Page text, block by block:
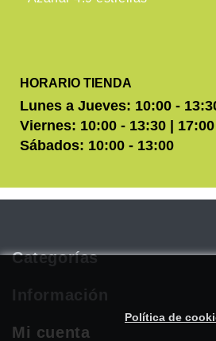
HORARIO TIENDA
Lunes a Jueves: 10:00 -
Viernes: 10:00 - 13:30 |
Sábados: 10:00 - 13:00
Categorías
Información
Mi cuenta
Utilizamos cookies propias y de
nuestros servicios. Si continúa
acepta su uso. Puede obtener más
Política de